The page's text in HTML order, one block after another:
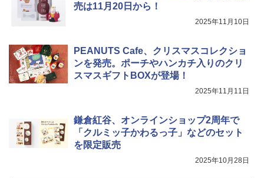
売は11月20日から！
2025年11月10日
PEANUTS Cafe、クリスマスコレクショ
ンを発売。ポーチやハンカチ入りのクリ
スマスギフトBOXが登場！
2025年11月11日
鎌倉紅谷、オンラインショップ2周年で
「クルミッ子かわるっ子」などのセット
を限定販売
2025年10月28日